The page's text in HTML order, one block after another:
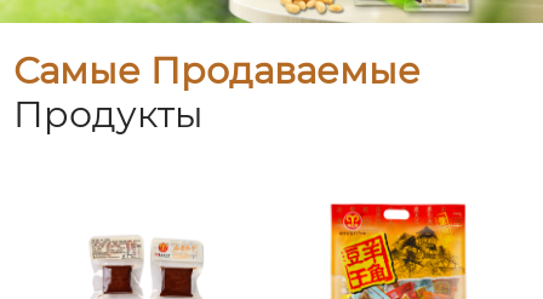
Самые Продаваемые
Продукты